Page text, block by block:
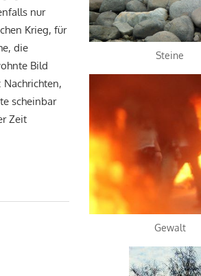
nur
Krieg, für
die
Bild
scheinbar
Zeit
Steine
Gewalt